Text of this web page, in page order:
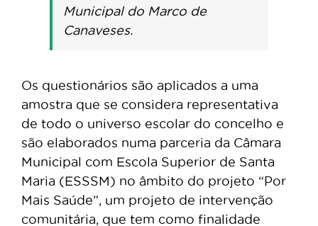
Municipal do Marco de
Canaveses.
Os questionários são aplicados a uma
amostra que se considera representativa
de todo o universo escolar do concelho e
são elaborados numa parceria da Câmara
Municipal com Escola Superior de Santa
Maria (ESSSM) no âmbito do projeto “Por
Mais Saúde”, um projeto de intervenção
comunitária, que tem como finalidade